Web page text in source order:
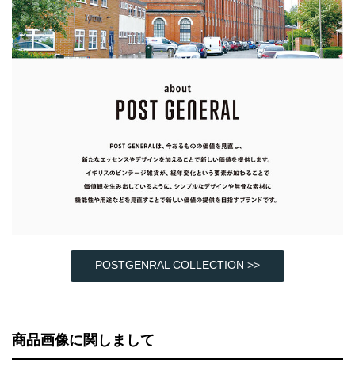
POSTGENRAL COLLECTION >>
商品画像に関しまして